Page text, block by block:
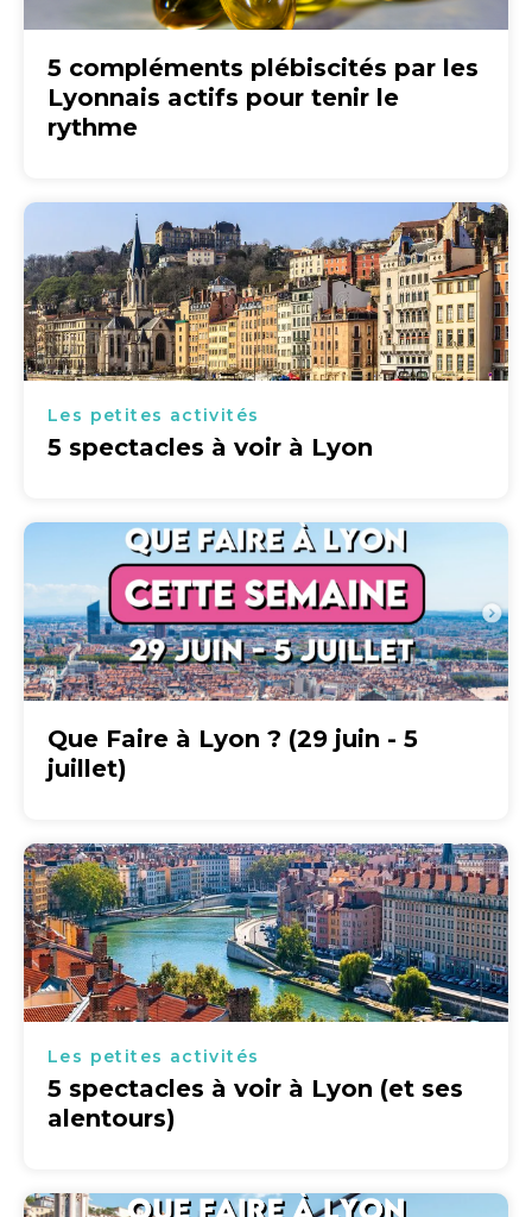
5 compléments plébiscités par les
Lyonnais actifs pour tenir le
rythme
Les petites activités
5 spectacles à voir à Lyon
Que Faire à Lyon ? (29 juin - 5
juillet)
Les petites activités
5 spectacles à voir à Lyon (et ses
alentours)